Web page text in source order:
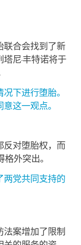
联合会找到了新
尼·丰特诺将于
下进行堕胎。
这一观点。
反对堕胎权，而
外突出。
两党共同支持的
案增加了限制